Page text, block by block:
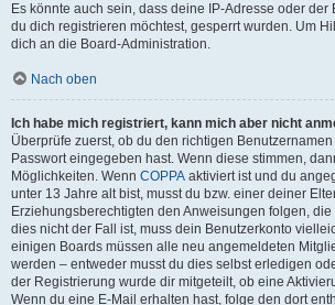
Es könnte auch sein, dass deine IP-Adresse oder der
du dich registrieren möchtest, gesperrt wurden. Um
dich an die Board-Administration.
Nach oben
Ich habe mich registriert, kann mich aber nicht
Überprüfe zuerst, ob du den richtigen
Passwort eingegeben hast. Wenn diese stimmen,
Möglichkeiten. Wenn COPPA aktiviert ist und du
unter 13 Jahre alt bist, musst du bzw. einer deiner
Erziehungsberechtigten den Anweisungen folgen,
dies nicht der Fall ist, muss dein Benutzerkonto
einigen Boards müssen alle neu angemeldeten
werden – entweder musst du dies selbst erledigen
der Registrierung wurde dir mitgeteilt, ob eine
Wenn du eine E-Mail erhalten hast, folge den dort